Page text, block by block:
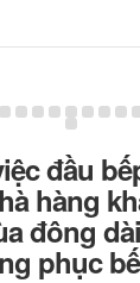
đầu
hàng
đông
phục